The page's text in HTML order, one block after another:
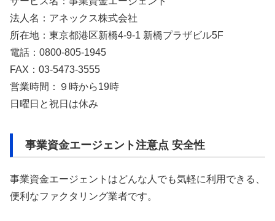
法人名：アネックス株式会社
所在地：東京都港区新橋4-9-1 新橋プラザビル5F
電話：0800-805-1945
FAX：03-5473-3555
営業時間：９時から19時
日曜日と祝日は休み
事業資金エージェント注意点 安全性
事業資金エージェントはどんな人でも気軽に利用できる、
便利なファクタリング業者です。